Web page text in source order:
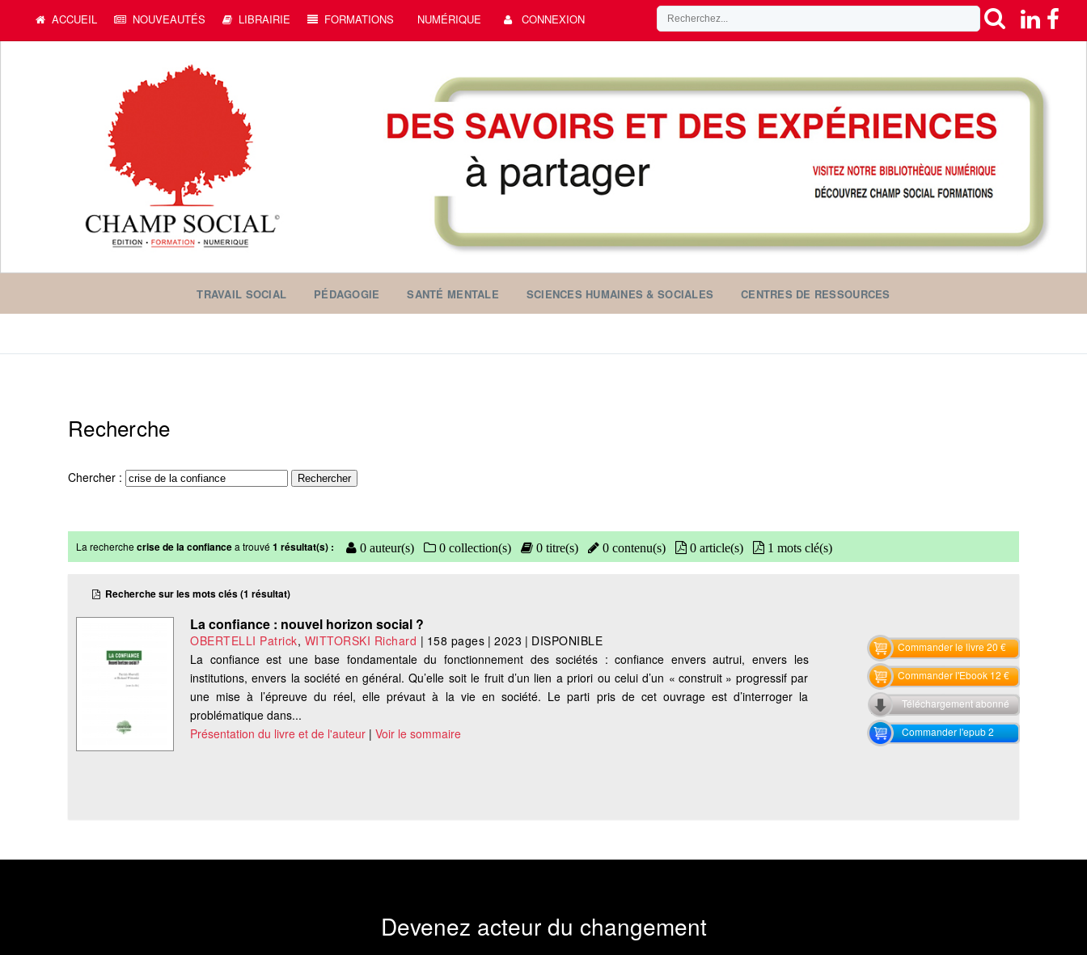
ACCUEIL NOUVEAUTÉS LIBRAIRIE FORMATIONS NUMÉRIQUE CONNEXION
TRAVAIL SOCIAL PÉDAGOGIE SANTÉ MENTALE SCIENCES HUMAINES & SOCIALES CENTRES DE RESSOURCES
Recherche
Chercher :
La recherchecrise de la confiancea trouvé1 résultat(s) : 0 auteur(s) 0 collection(s) 0 titre(s) 0 contenu(s) 0 article(s) 1 mots clé(s)
Recherche sur les mots clés (1 résultat)
La confiance : nouvel horizon social ?
OBERTELLI Patrick, WITTORSKI Richard | 158 pages |2023 | DISPONIBLE
La confiance est une base fondamentale du fonctionnement des sociétés : confiance envers autrui, envers les
institutions, envers la société en général. Qu’elle soit le fruit d’un lien a priori ou celui d’un « construit » progressif par
une mise à l’épreuve du réel, elle prévaut à la vie en société. Le parti pris de cet ouvrage est d’interroger la
problématique dans...
Présentation du livre et de l'auteur |Voir le sommaire
Commander le livre 20 €
Commander l'Ebook 12 €
Téléchargement abonné
Commander l'epub 2
Devenez acteur du changement